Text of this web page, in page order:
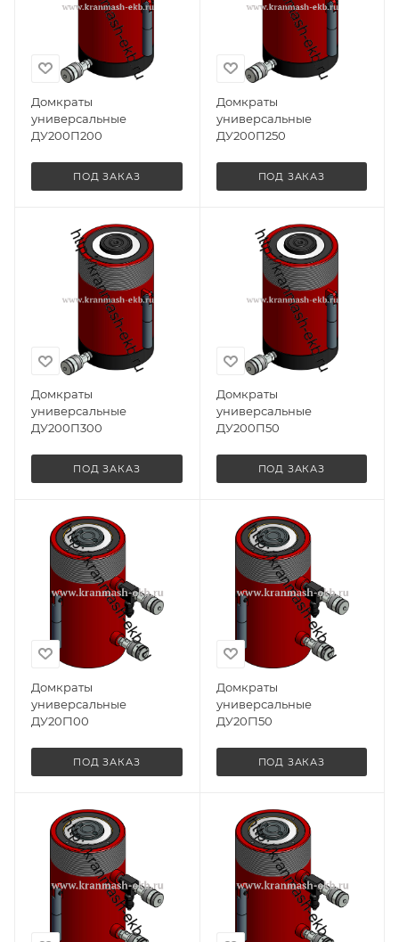
Домкраты
универсальные
ДУ200П200
ПОД ЗАКАЗ
Домкраты
универсальные
ДУ200П250
ПОД ЗАКАЗ
Домкраты
универсальные
ДУ200П300
ПОД ЗАКАЗ
Домкраты
универсальные
ДУ200П50
ПОД ЗАКАЗ
Домкраты
универсальные
ДУ20Г100
ПОД ЗАКАЗ
Домкраты
универсальные
ДУ20Г150
ПОД ЗАКАЗ